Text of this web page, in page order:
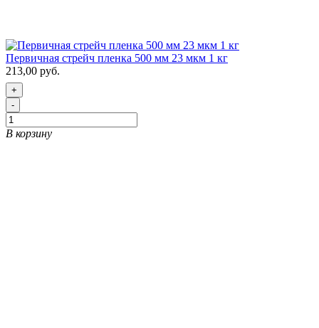
Первичная стрейч пленка 500 мм 23 мкм 1 кг
213,00 руб.
+
-
В корзину